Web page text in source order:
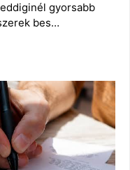
gyorsabb
bes…